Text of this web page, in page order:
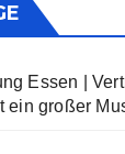
Essen |
ein großer